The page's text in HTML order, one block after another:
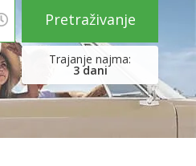
Türkçe
Ελληνικά
Hrvatski
3 dani
Pretraživanje